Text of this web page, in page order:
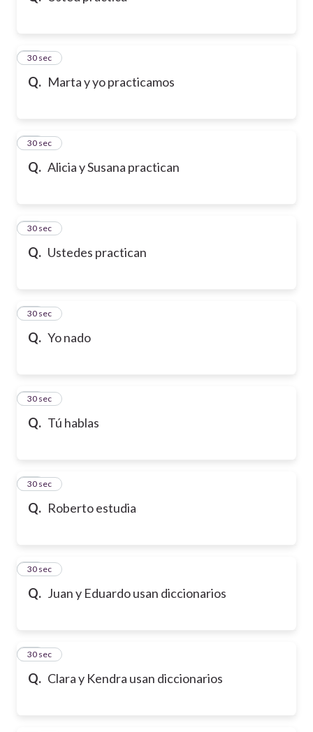
Q. Marta y yo practicamos
21
30 sec
Q. Alicia y Susana practican
22
30 sec
Q. Ustedes practican
23
30 sec
Q. Yo nado
24
30 sec
Q. Tú hablas
25
30 sec
Q. Roberto estudia
26
30 sec
Q. Juan y Eduardo usan diccionarios
27
30 sec
Q. Clara y Kendra usan diccionarios
28
30 sec